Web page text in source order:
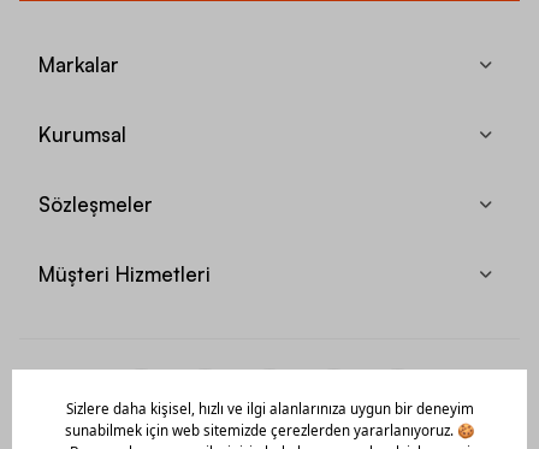
Markalar
Kurumsal
Sözleşmeler
Müşteri Hizmetleri